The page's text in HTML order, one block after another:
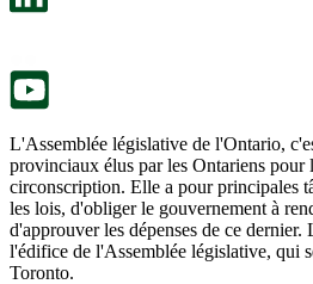
L'Assemblée législative de l'Ontario,
provinciaux élus par les Ontariens pour
circonscription. Elle a pour principales
les lois, d'obliger le gouvernement à
d'approuver les dépenses de ce dernier.
l'édifice de l'Assemblée législative, qui
Toronto.